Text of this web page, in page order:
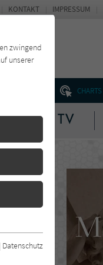
CHARTS
Kino & TV
KONTAKT IMPRESSUM
zwingend
unserer
Datenschutz